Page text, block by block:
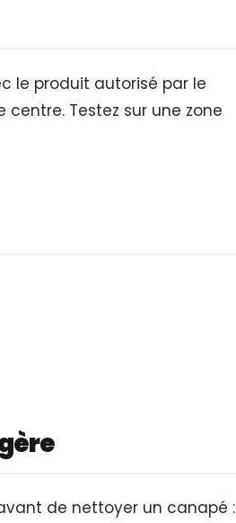
le produit autorisé par le
centre. Testez sur une zone
de nettoyer un canapé :